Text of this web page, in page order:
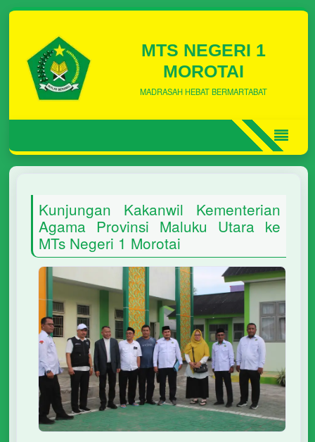
MTS NEGERI 1
MOROTAI
MADRASAH HEBAT BERMARTABAT
Kunjungan Kakanwil Kementerian
Agama Provinsi Maluku Utara ke
MTs Negeri 1 Morotai